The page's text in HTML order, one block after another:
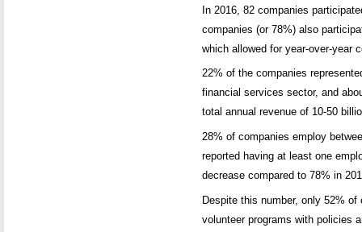
In 2016, 82 companies
companies (or 78%) also
which allowed for year-over-year
22% of the companies
financial services sector, and
total annual revenue of 10-50
28% of companies employ
reported having at least one
decrease compared to 78% in
Despite this number, only 52%
volunteer programs with policies